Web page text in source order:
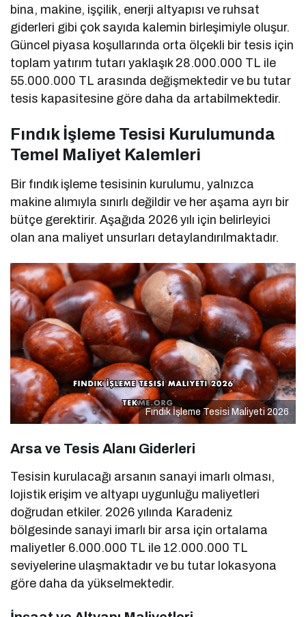
bina, makine, işçilik, enerji altyapısı ve ruhsat
giderleri gibi çok sayıda kalemin birleşimiyle oluşur.
Güncel piyasa koşullarında orta ölçekli bir tesis için
toplam yatırım tutarı yaklaşık 28.000.000 TL ile
55.000.000 TL arasında değişmektedir ve bu tutar
tesis kapasitesine göre daha da artabilmektedir.
Fındık İşleme Tesisi Kurulumunda
Temel Maliyet Kalemleri
Bir fındık işleme tesisinin kurulumu, yalnızca
makine alımıyla sınırlı değildir ve her aşama ayrı bir
bütçe gerektirir. Aşağıda 2026 yılı için belirleyici
olan ana maliyet unsurları detaylandırılmaktadır.
Fındık İşleme Tesisi Maliyeti 2026
Arsa ve Tesis Alanı Giderleri
Tesisin kurulacağı arsanın sanayi imarlı olması,
lojistik erişim ve altyapı uygunluğu maliyetleri
doğrudan etkiler. 2026 yılında Karadeniz
bölgesinde sanayi imarlı bir arsa için ortalama
maliyetler 6.000.000 TL ile 12.000.000 TL
seviyelerine ulaşmaktadır ve bu tutar lokasyona
göre daha da yükselmektedir.